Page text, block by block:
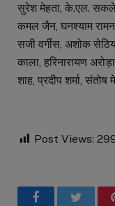
सुरेश मेहता, के.एल.
कमल जैन, घनश्याम
सजी वर्गीस, अशोक
काला, हरिनारायण
शाह, प्रदीप शर्मा,
Post Views: